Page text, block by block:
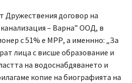
Дружествения договор на
– Варна” ООД, в
с 51% е МРР, а именнно: „За
лица с висше образование и
на водоснабдяването и
копие на биографията на